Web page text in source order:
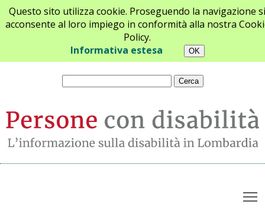
Questo sito utilizza cookie. Proseguendo la navigazione si
acconsente al loro impiego in conformità alla nostra
Policy.
Informativa estesa
Chi siamo Newsletter Contatti